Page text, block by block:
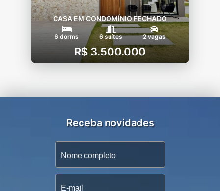
CASA EM CONDOMÍNIO FECHADO
6 dorms 6 suítes 2 vagas
R$ 3.500.000
Receba novidades